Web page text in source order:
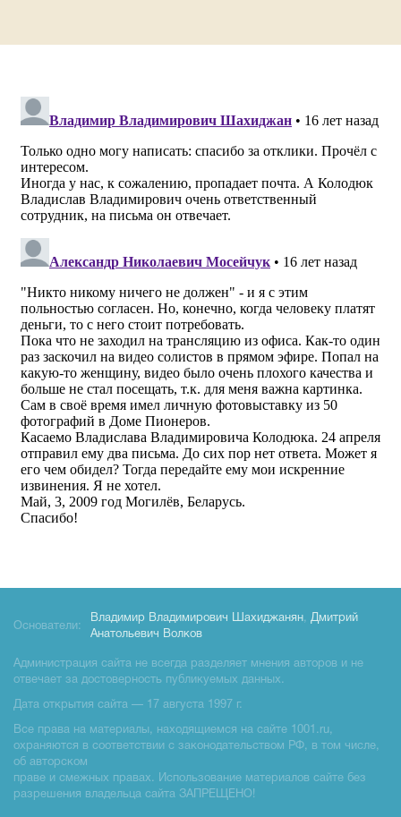
Основатели:
Владимир Владимирович Шахиджанян, Дмитрий
Анатольевич Волков
Администрация сайта не всегда разделяет мнения авторов и не
отвечает за достоверность публикуемых данных.
Дата открытия сайта — 17 августа 1997 г.
Все права на материалы, находящиемся на сайте 1001.ru,
охраняются в соответствии с законодательством РФ, в том числе,
об авторском
праве и смежных правах. Использование материалов сайте без
разрешения владельца сайта ЗАПРЕЩЕНО!